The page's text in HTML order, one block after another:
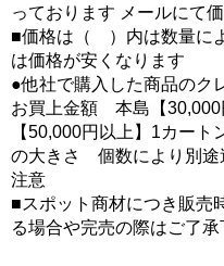
っております メールにて
■価格は（ ）内は数量に
は価格が安くなります
●他社で購入した商品のク
お買上金額 本島【30,000
【50,000円以上】1カー
の大きさ 個数により別途
注意
■スポット商材につき販売
る場合や完売の際はご了